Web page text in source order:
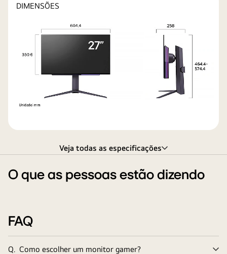
DIMENSÕES
Veja todas as especificações
O que as pessoas estão dizendo
FAQ
Q. Como escolher um monitor gamer?